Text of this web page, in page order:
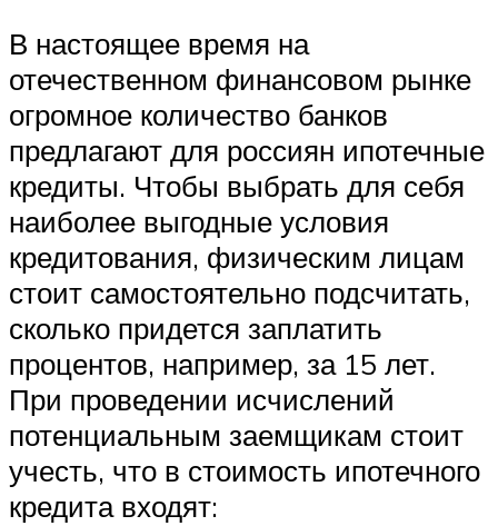
В настоящее время на
отечественном финансовом рынке
огромное количество банков
предлагают для россиян ипотечные
кредиты. Чтобы выбрать для себя
наиболее выгодные условия
кредитования, физическим лицам
стоит самостоятельно подсчитать,
сколько придется заплатить
процентов, например, за 15 лет.
При проведении исчислений
потенциальным заемщикам стоит
учесть, что в стоимость ипотечного
кредита входят: